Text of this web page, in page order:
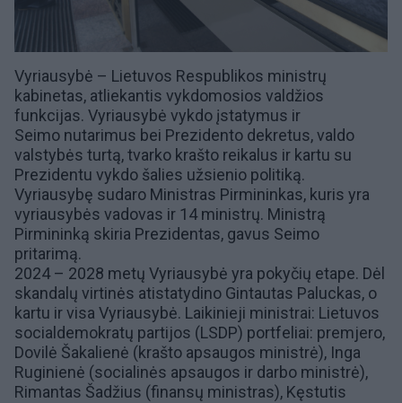
Vyriausybė – Lietuvos Respublikos ministrų
kabinetas, atliekantis vykdomosios valdžios
funkcijas. Vyriausybė vykdo įstatymus ir
Seimo nutarimus bei Prezidento dekretus, valdo
valstybės turtą, tvarko krašto reikalus ir kartu su
Prezidentu vykdo šalies užsienio politiką.
Vyriausybę sudaro Ministras Pirmininkas, kuris yra
vyriausybės vadovas ir 14 ministrų. Ministrą
Pirmininką skiria Prezidentas, gavus Seimo
pritarimą.
2024 – 2028 metų Vyriausybė yra pokyčių etape. Dėl
skandalų virtinės atistatydino Gintautas Paluckas, o
kartu ir visa Vyriausybė. Laikinieji ministrai: Lietuvos
socialdemokratų partijos (LSDP) portfeliai: premjero,
Dovilė Šakalienė (krašto apsaugos ministrė), Inga
Ruginienė (socialinės apsaugos ir darbo ministrė),
Rimantas Šadžius (finansų ministras), Kęstutis